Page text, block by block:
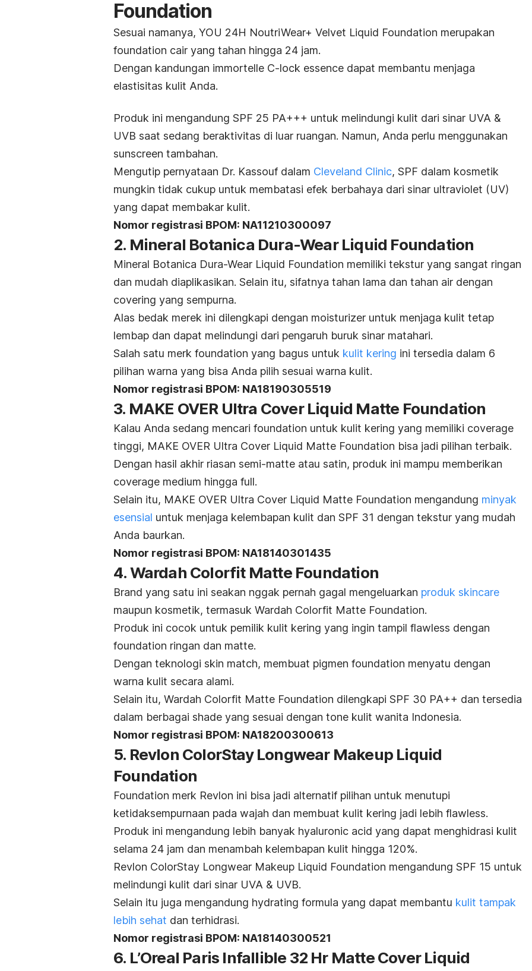
Foundation
Sesuai namanya, YOU 24H NoutriWear+ Velvet Liquid Foundation merupakan
foundation cair yang tahan hingga 24 jam.
Dengan kandungan immortelle C-lock essence dapat membantu menjaga
elastisitas kulit Anda.
Produk ini mengandung SPF 25 PA+++ untuk melindungi kulit dari sinar UVA &
UVB saat sedang beraktivitas di luar ruangan. Namun, Anda perlu menggunakan
sunscreen tambahan.
Mengutip pernyataan Dr. Kassouf dalam Cleveland Clinic, SPF dalam kosmetik
mungkin tidak cukup untuk membatasi efek berbahaya dari sinar ultraviolet (UV)
yang dapat membakar kulit.
Nomor registrasi BPOM: NA11210300097
2. Mineral Botanica Dura-Wear Liquid Foundation
Mineral Botanica Dura-Wear Liquid Foundation memiliki tekstur yang sangat ringan
dan mudah diaplikasikan. Selain itu, sifatnya tahan lama dan tahan air dengan
covering yang sempurna.
Alas bedak merek ini dilengkapi dengan moisturizer untuk menjaga kulit tetap
lembap dan dapat melindungi dari pengaruh buruk sinar matahari.
Salah satu merk foundation yang bagus untuk kulit kering ini tersedia dalam 6
pilihan warna yang bisa Anda pilih sesuai warna kulit.
Nomor registrasi BPOM: NA18190305519
3. MAKE OVER Ultra Cover Liquid Matte Foundation
Kalau Anda sedang mencari foundation untuk kulit kering yang memiliki coverage
tinggi, MAKE OVER Ultra Cover Liquid Matte Foundation bisa jadi pilihan terbaik.
Dengan hasil akhir riasan semi-matte atau satin, produk ini mampu memberikan
coverage medium hingga full.
Selain itu, MAKE OVER Ultra Cover Liquid Matte Foundation mengandung minyak
esensial untuk menjaga kelembapan kulit dan SPF 31 dengan tekstur yang mudah
Anda baurkan.
Nomor registrasi BPOM: NA18140301435
4. Wardah Colorfit Matte Foundation
Brand yang satu ini seakan nggak pernah gagal mengeluarkan produk skincare
maupun kosmetik, termasuk Wardah Colorfit Matte Foundation.
Produk ini cocok untuk pemilik kulit kering yang ingin tampil flawless dengan
foundation ringan dan matte.
Dengan teknologi skin match, membuat pigmen foundation menyatu dengan
warna kulit secara alami.
Selain itu, Wardah Colorfit Matte Foundation dilengkapi SPF 30 PA++ dan tersedia
dalam berbagai shade yang sesuai dengan tone kulit wanita Indonesia.
Nomor registrasi BPOM: NA18200300613
5. Revlon ColorStay Longwear Makeup Liquid
Foundation
Foundation merk Revlon ini bisa jadi alternatif pilihan untuk menutupi
ketidaksempurnaan pada wajah dan membuat kulit kering jadi lebih flawless.
Produk ini mengandung lebih banyak hyaluronic acid yang dapat menghidrasi kulit
selama 24 jam dan menambah kelembapan kulit hingga 120%.
Revlon ColorStay Longwear Makeup Liquid Foundation mengandung SPF 15 untuk
melindungi kulit dari sinar UVA & UVB.
Selain itu juga mengandung hydrating formula yang dapat membantu kulit tampak
lebih sehat dan terhidrasi.
Nomor registrasi BPOM: NA18140300521
6. L’Oreal Paris Infallible 32 Hr Matte Cover Liquid